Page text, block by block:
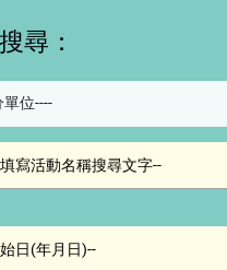
尋：
寫活動名稱搜尋文字--
日(年月日)--